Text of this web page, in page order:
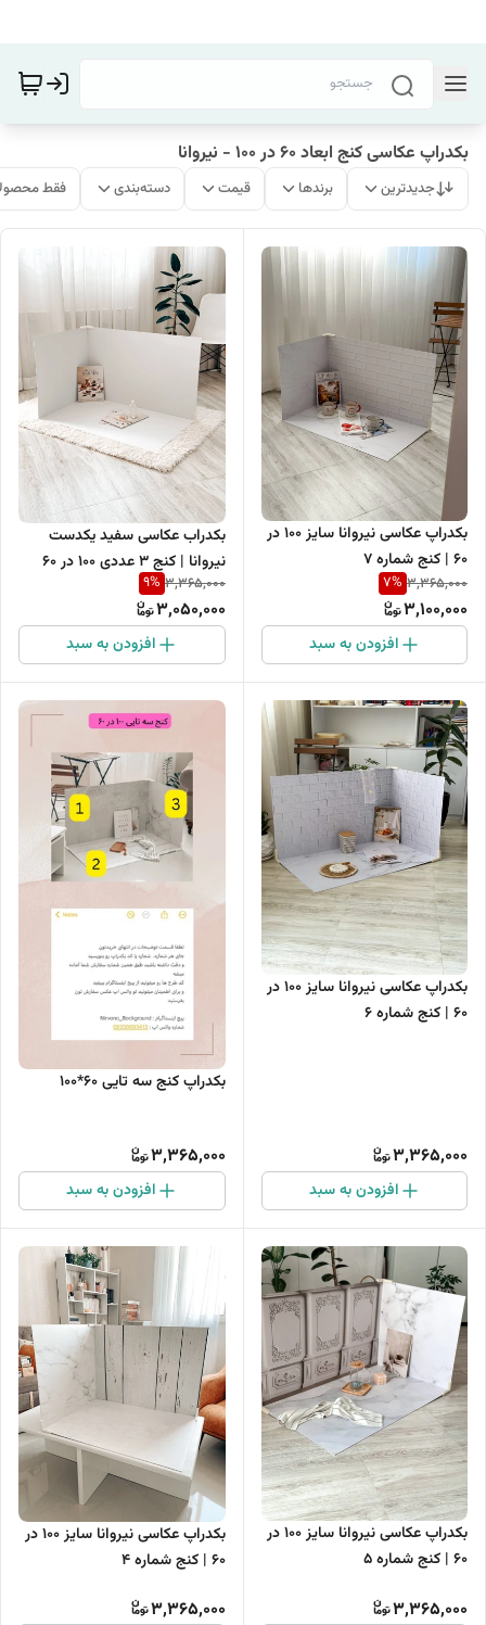
بکدراپ عکاسی کنج ابعاد 60 در 100 - نیروانا
جدیدترین برندها قیمت دسته‌بندی فقط
بکدراپ عکاسی نیروانا سایز 100 در
60 | کنج شماره 7
3,365,000
7%
3,100,000
افزودن به سبد
بکدراب عکاسی سفید یکدست
نیروانا | کنج 3 عددی 100 در 60
3,365,000
9%
3,050,000
افزودن به سبد
بکدراپ عکاسی نیروانا سایز 100 در
60 | کنج شماره 6
3,365,000
افزودن به سبد
بکدراپ کنج سه تایی 60*100
3,365,000
افزودن به سبد
بکدراپ عکاسی نیروانا سایز 100 در
60 | کنج شماره 5
3,365,000
بکدراپ عکاسی نیروانا سایز 100 در
60 | کنج شماره 4
3,365,000